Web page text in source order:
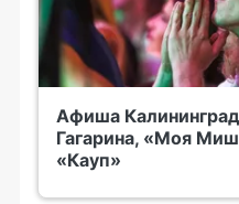
Афиша
Гагарина, «Моя
«Кауп»